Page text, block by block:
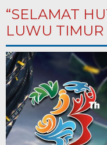
“SELAMAT
LUWU TIMUR